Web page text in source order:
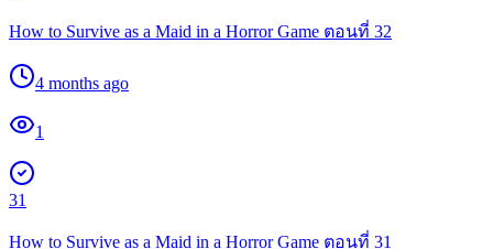
How to Survive as a Maid in a Horror Game ตอนที่ 32
4 months ago
1
31
How to Survive as a Maid in a Horror Game ตอนที่ 31